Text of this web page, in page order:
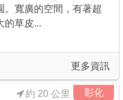
。寬廣的空間，有著超
的草皮...
更多資訊
彰化
約 20 公里